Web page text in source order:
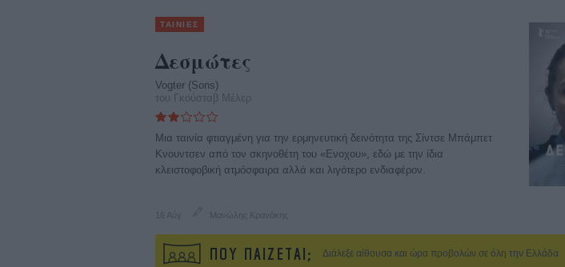
ΤΑΙΝΙΕΣ
Δεσμώτες
Vogter (Sons)
του Γκούσταβ Μέλερ
Μια ταινία φτιαγμένη για την ερμηνευτική δεινότητα της Σίντσε Μπάμπετ
Κνουντσεν από τον σκηνοθέτη του «Ενοχου», εδώ με την ίδια
κλειστοφοβική ατμόσφαιρα αλλά και λιγότερο ενδιαφέρον.
16 Αύγ Μανώλης Κρανάκης
ΠΟΥ ΠΑΙΖΕΤΑΙ; Διάλεξε αίθουσα και ώρα προβολών σε όλη την Ελλάδα